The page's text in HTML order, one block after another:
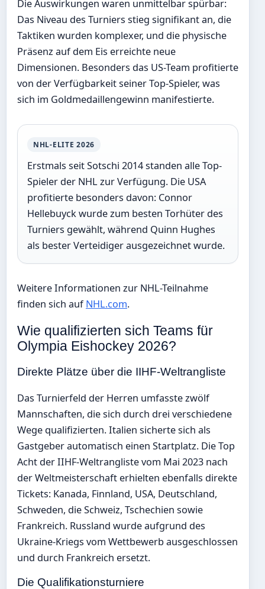
Die Auswirkungen waren unmittelbar spürbar:
Das Niveau des Turniers stieg signifikant an, die
Taktiken wurden komplexer, und die physische
Präsenz auf dem Eis erreichte neue
Dimensionen. Besonders das US-Team profitierte
von der Verfügbarkeit seiner Top-Spieler, was
sich im Goldmedaillengewinn manifestierte.
NHL-ELITE 2026
Erstmals seit Sotschi 2014 standen alle Top-
Spieler der NHL zur Verfügung. Die USA
profitierte besonders davon: Connor
Hellebuyck wurde zum besten Torhüter des
Turniers gewählt, während Quinn Hughes
als bester Verteidiger ausgezeichnet wurde.
Weitere Informationen zur NHL-Teilnahme
finden sich aufNHL.com.
Wie qualifizierten sich Teams für
Olympia Eishockey 2026?
Direkte Plätze über die IIHF-Weltrangliste
Das Turnierfeld der Herren umfasste zwölf
Mannschaften, die sich durch drei verschiedene
Wege qualifizierten. Italien sicherte sich als
Gastgeber automatisch einen Startplatz. Die Top
Acht der IIHF-Weltrangliste vom Mai 2023 nach
der Weltmeisterschaft erhielten ebenfalls direkte
Tickets: Kanada, Finnland, USA, Deutschland,
Schweden, die Schweiz, Tschechien sowie
Frankreich. Russland wurde aufgrund des
Ukraine-Kriegs vom Wettbewerb ausgeschlossen
und durch Frankreich ersetzt.
Die Qualifikationsturniere